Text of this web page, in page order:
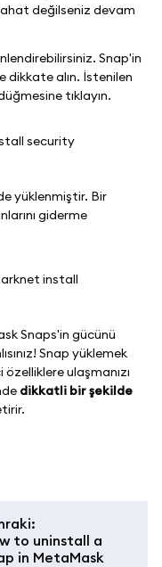
değilseniz devam
Snap'in
dikkate alın. İstenilen
tıklayın.
yüklenmiştir. Bir
giderme
Snaps'in gücünü
Snap yüklemek
ulaşmanızı
dikkatli bir şekilde
:
to uninstall a
in MetaMask